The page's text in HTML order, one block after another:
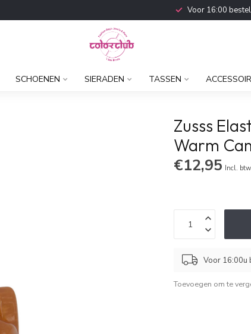
Voor 16:00
SCHOENEN SIERADEN TASSEN
Zusss
Warm
€12,95 Incl. btw
Voor 16:00u
Toevoegen om te